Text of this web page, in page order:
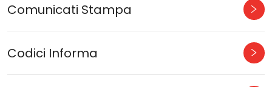
Comunicati Stampa
Codici Informa